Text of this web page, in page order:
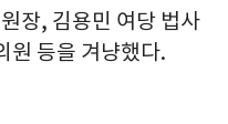
장, 김용민 여당 법사
원 등을 겨냥했다.